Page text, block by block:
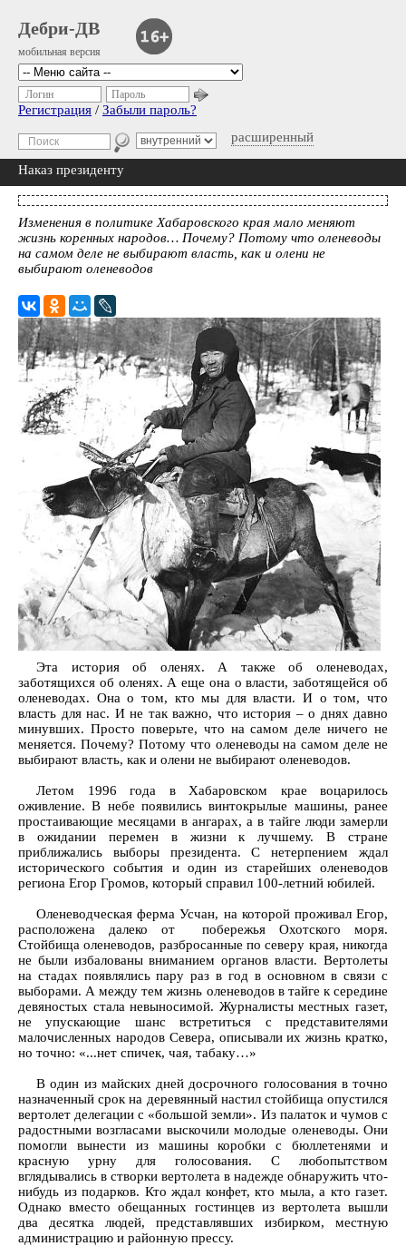
Дебри-ДВ
мобильная версия
расширенный
Логин Пароль
Регистрация / Забыли пароль?
Наказ президенту
Изменения в политике Хабаровского края мало меняют
жизнь коренных народов… Почему? Потому что оленеводы
на самом деле не выбирают власть, как и олени не
выбирают оленеводов
Эта история об оленях. А также об оленеводах,
заботящихся об оленях. А еще она о власти, заботящейся об
оленеводах. Она о том, кто мы для власти. И о том, что
власть для нас. И не так важно, что история – о днях давно
минувших. Просто поверьте, что на самом деле ничего не
меняется. Почему? Потому что оленеводы на самом деле не
выбирают власть, как и олени не выбирают оленеводов.
Летом 1996 года в Хабаровском крае воцарилось
оживление. В небе появились винтокрылые машины, ранее
простаивающие месяцами в ангарах, а в тайге люди замерли
в ожидании перемен в жизни к лучшему. В стране
приближались выборы президента. С нетерпением ждал
исторического события и один из старейших оленеводов
региона Егор Громов, который справил 100-летний юбилей.
Оленеводческая ферма Усчан, на которой проживал Егор,
расположена далеко от побережья Охотского моря.
Стойбища оленеводов, разбросанные по северу края, никогда
не были избалованы вниманием органов власти. Вертолеты
на стадах появлялись пару раз в год в основном в связи с
выборами. А между тем жизнь оленеводов в тайге к середине
девяностых стала невыносимой. Журналисты местных газет,
не упускающие шанс встретиться с представителями
малочисленных народов Севера, описывали их жизнь кратко,
но точно: «...нет спичек, чая, табаку…»
В один из майских дней досрочного голосования в точно
назначенный срок на деревянный настил стойбища опустился
вертолет делегации с «большой земли». Из палаток и чумов с
радостными возгласами выскочили молодые оленеводы. Они
помогли вынести из машины коробки с бюллетенями и
красную урну для голосования. С любопытством
вглядывались в створки вертолета в надежде обнаружить что-
нибудь из подарков. Кто ждал конфет, кто мыла, а кто газет.
Однако вместо обещанных гостинцев из вертолета вышли
два десятка людей, представлявших избирком, местную
администрацию и районную прессу.